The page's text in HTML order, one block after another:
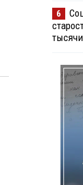
6
тысячи